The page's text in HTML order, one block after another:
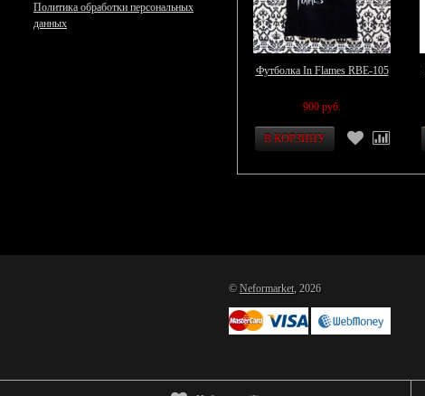
Политика обработки персональных
данных
Футболка In Flames RBE-105
900 руб.
© Neformarket, 2026